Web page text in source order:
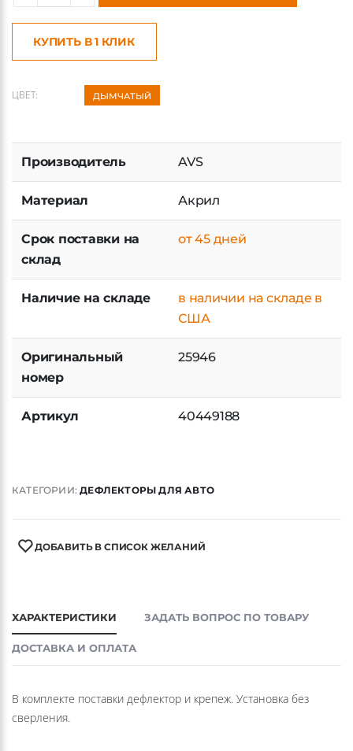
КУПИТЬ В 1 КЛИК
ЦВЕТ: ДЫМЧАТЫЙ
Производитель AVS
Материал Акрил
Срок поставки на
склад
от 45 дней
Наличие на складе
в наличии на складе в
США
Оригинальный
номер
25946
Артикул 40449188
КАТЕГОРИИ:ДЕФЛЕКТОРЫ ДЛЯ АВТО
ДОБАВИТЬ В СПИСОК ЖЕЛАНИЙ
ХАРАКТЕРИСТИКИ ЗАДАТЬ ВОПРОС ПО ТОВАРУ
ДОСТАВКА И ОПЛАТА
В комплекте поставки дефлектор и крепеж. Установка без
сверления.